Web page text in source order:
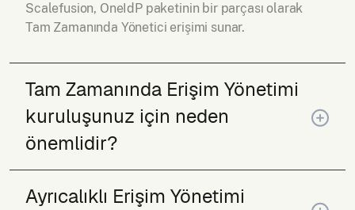
Scalefusion, OneIdP paketinin bir parçası olarak
Tam Zamanında Yönetici erişimi sunar.
Tam Zamanında Erişim Yönetimi
kuruluşunuz için neden
önemlidir?
Ayrıcalıklı Erişim Yönetimi